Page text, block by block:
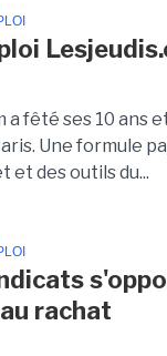
a fêté ses 10 ans
Une formule
des outils du...
rachat